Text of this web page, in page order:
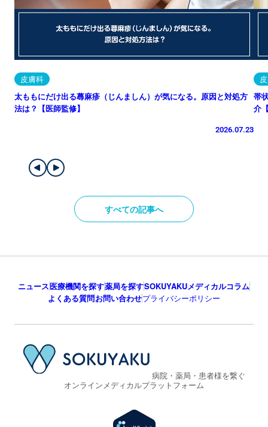
皮膚科
太ももにだけ出る蕁麻疹（じんましん）が気になる。原因と対処方
法は？【医師監修】
2026.07.23
帯
介
すべての記事へ
ニュース医療機関を探す薬局を探すSOKUYAKUメディカルコラム
よくある質問お問い合わせプライバシーポリシー
病院・薬局・患者様を繋ぐ
オンラインメディカルプラットフォーム